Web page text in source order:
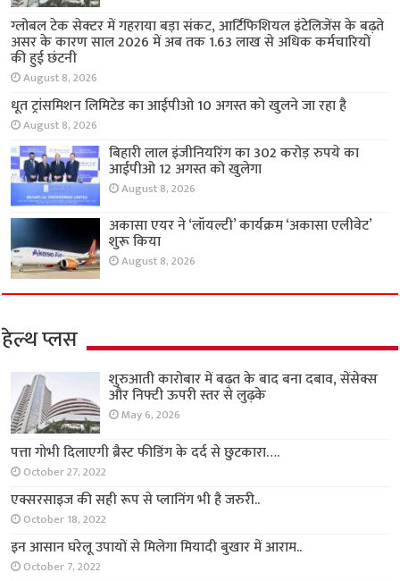
ग्लोबल टेक सेक्टर में गहराया बड़ा संकट, आर्टिफिशियल इंटेलिजेंस के बढ़ते
असर के कारण साल 2026 में अब तक 1.63 लाख से अधिक कर्मचारियों
की हुई छंटनी
August 8, 2026
धूत ट्रांसमिशन लिमिटेड का आईपीओ 10 अगस्त को खुलने जा रहा है
August 8, 2026
बिहारी लाल इंजीनियरिंग का 302 करोड़ रुपये का
आईपीओ 12 अगस्त को खुलेगा
August 8, 2026
अकासा एयर ने ‘लॉयल्टी’ कार्यक्रम ‘अकासा एलीवेट’
शुरू किया
August 8, 2026
हेल्थ प्लस
शुरुआती कारोबार में बढ़त के बाद बना दबाव, सेंसेक्स
और निफ्टी ऊपरी स्तर से लुढ़के
May 6, 2026
पत्ता गोभी दिलाएगी ब्रैस्ट फीडिंग के दर्द से छुटकारा….
October 27, 2022
एक्सरसाइज की सही रूप से प्लानिंग भी है जरुरी..
October 18, 2022
इन आसान घरेलू उपायों से मिलेगा मियादी बुखार में आराम..
October 7, 2022